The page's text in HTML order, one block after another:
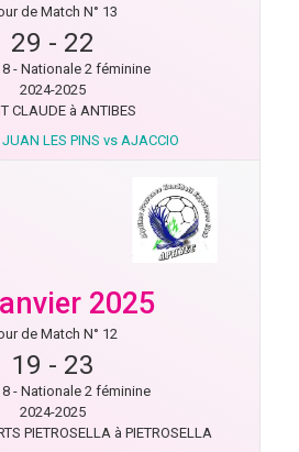
de Match N° 13
29 - 22
8 - Nationale 2 féminine
2024-2025
CLAUDE à ANTIBES
JUAN LES PINS vs AJACCIO
2025
de Match N° 12
19 - 23
8 - Nationale 2 féminine
2024-2025
PIETROSELLA à PIETROSELLA